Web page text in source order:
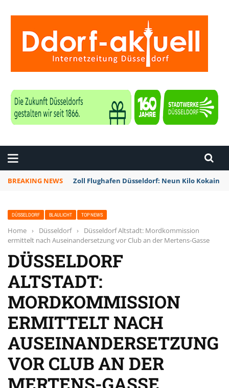
BREAKING NEWS Zoll Flughafen Düsseldorf: Neun Kilo Kokain
DÜSSELDORF BLAULICHT TOP NEWS
Home › Düsseldorf ›
Düsseldorf Altstadt: Mordkommission
ermittelt nach Auseinandersetzung vor Club an der Mertens-Gasse
DÜSSELDORF
ALTSTADT:
MORDKOMMISSION
ERMITTELT NACH
AUSEINANDERSETZUNG
VOR CLUB AN DER